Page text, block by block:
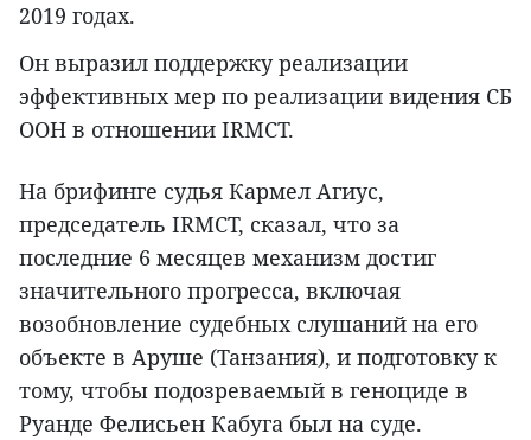
2019 годах.
Он выразил поддержку реализации
эффективных мер по реализации видения СБ
ООН в отношении IRMCT.
На брифинге судья Кармел Агиус,
председатель IRMCT, сказал, что за
последние 6 месяцев механизм достиг
значительного прогресса, включая
возобновление судебных слушаний на его
объекте в Аруше (Танзания), и подготовку к
тому, чтобы подозреваемый в геноциде в
Руанде Фелисьен Кабуга был на суде.